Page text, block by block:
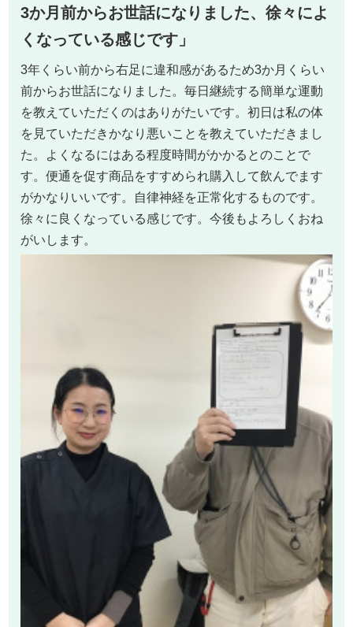
3か月前からお世話になりました、徐々によ
くなっている感じです」
3年くらい前から右足に違和感があるため3か月くらい
前からお世話になりました。毎日継続する簡単な運動
を教えていただくのはありがたいです。初日は私の体
を見ていただきかなり悪いことを教えていただきまし
た。よくなるにはある程度時間がかかるとのことで
す。便通を促す商品をすすめられ購入して飲んでます
がかなりいいです。自律神経を正常化するものです。
徐々に良くなっている感じです。今後もよろしくおね
がいします。